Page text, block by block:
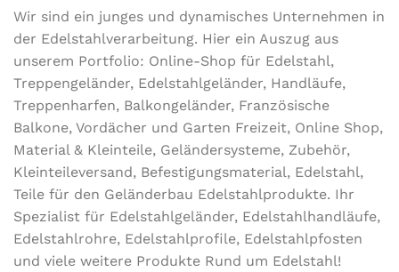
Wir sind ein junges und dynamisches Unternehmen in
der Edel­stahl­ver­arbeitung. Hier ein Auszug aus
unserem Portfolio: Online-Shop für Edelstahl,
Treppengeländer, Edelstahlgeländer, Handläufe,
Treppenharfen, Balkongeländer, Französische
Balkone, Vordächer und Garten Freizeit, Online Shop,
Material & Kleinteile, Geländersysteme, Zubehör,
Kleinteileversand, Befestigungsmaterial, Edelstahl,
Teile für den Geländerbau Edelstahlprodukte. Ihr
Spezialist für Edelstahlgeländer, Edelstahlhandläufe,
Edelstahlrohre, Edelstahlprofile, Edelstahlpfosten
und viele weitere Produkte Rund um Edelstahl!